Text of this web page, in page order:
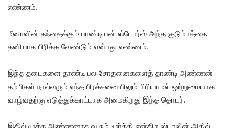
எண்ணம்.
மீனாவின் தந்தைக்கும் பாண்டியன் ஸ்டோர்ஸ் அந்த குடும்பத்தை
தனியாக பிரிக்க வேண்டும் என்பது எண்ணம்.
இந்த தடைகளை தாண்டி பல சோதனைகளைத் தாண்டி அண்ணன்
தம்பிகள் நால்வரும் எந்த பிரச்சனையிலும் பிரியாமல் ஒற்றுமையாக
வாழ்வதற்கு எடுத்துக்காட்டாக அமைகிறது இந்த தொடர்.